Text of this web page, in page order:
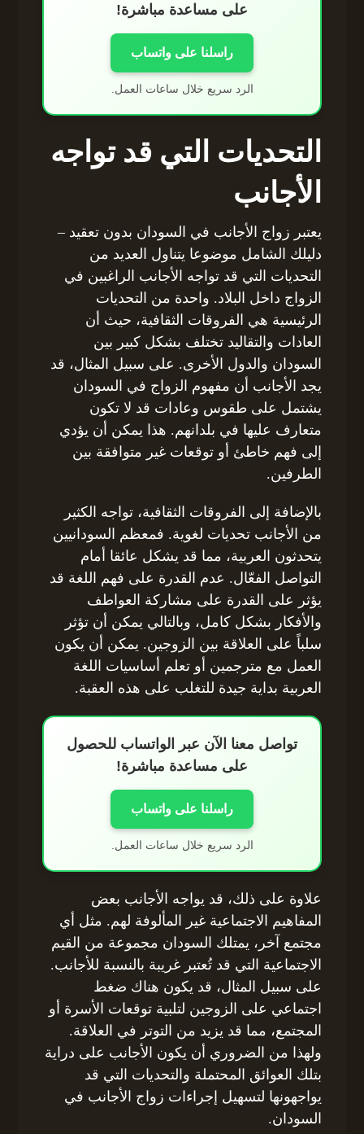
على مساعدة مباشرة!
راسلنا على واتساب
الرد سريع خلال ساعات العمل.
التحديات التي قد تواجه
الأجانب
يعتبر زواج الأجانب في السودان بدون تعقيد –
دليلك الشامل موضوعا يتناول العديد من
التحديات التي قد تواجه الأجانب الراغبين في
الزواج داخل البلاد. واحدة من التحديات
الرئيسية هي الفروقات الثقافية، حيث أن
العادات والتقاليد تختلف بشكل كبير بين
السودان والدول الأخرى. على سبيل المثال، قد
يجد الأجانب أن مفهوم الزواج في السودان
يشتمل على طقوس وعادات قد لا تكون
متعارف عليها في بلدانهم. هذا يمكن أن يؤدي
إلى فهم خاطئ أو توقعات غير متوافقة بين
الطرفين.
بالإضافة إلى الفروقات الثقافية، تواجه الكثير
من الأجانب تحديات لغوية. فمعظم السودانيين
يتحدثون العربية، مما قد يشكل عائقا أمام
التواصل الفعّال. عدم القدرة على فهم اللغة قد
يؤثر على القدرة على مشاركة العواطف
والأفكار بشكل كامل، وبالتالي يمكن أن تؤثر
سلباً على العلاقة بين الزوجين. يمكن أن يكون
العمل مع مترجمين أو تعلم أساسيات اللغة
العربية بداية جيدة للتغلب على هذه العقبة.
تواصل معنا الآن عبر الواتساب للحصول
على مساعدة مباشرة!
راسلنا على واتساب
الرد سريع خلال ساعات العمل.
علاوة على ذلك، قد يواجه الأجانب بعض
المفاهيم الاجتماعية غير المألوفة لهم. مثل أي
مجتمع آخر، يمتلك السودان مجموعة من القيم
الاجتماعية التي قد تُعتبر غريبة بالنسبة للأجانب.
على سبيل المثال، قد يكون هناك ضغط
اجتماعي على الزوجين لتلبية توقعات الأسرة أو
المجتمع، مما قد يزيد من التوتر في العلاقة.
ولهذا من الضروري أن يكون الأجانب على دراية
بتلك العوائق المحتملة والتحديات التي قد
يواجهونها لتسهيل إجراءات زواج الأجانب في
السودان.